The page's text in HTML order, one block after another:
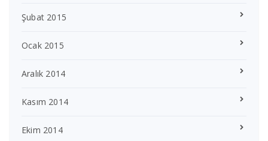
Şubat 2015
Ocak 2015
Aralık 2014
Kasım 2014
Ekim 2014